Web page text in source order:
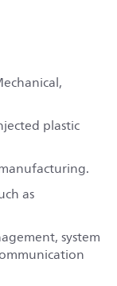
plastic
as
system